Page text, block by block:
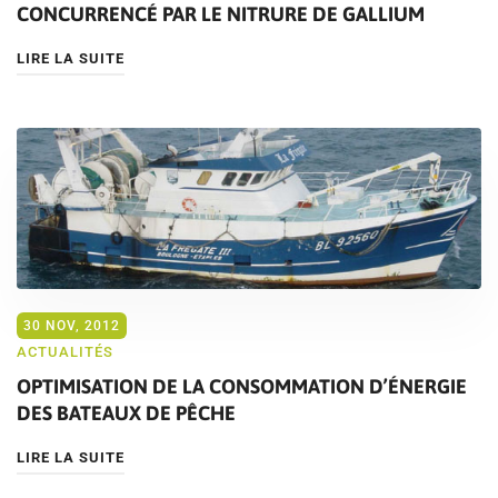
CONCURRENCÉ PAR LE NITRURE DE GALLIUM
LIRE LA SUITE
30 NOV, 2012
ACTUALITÉS
OPTIMISATION DE LA CONSOMMATION D’ÉNERGIE
DES BATEAUX DE PÊCHE
LIRE LA SUITE